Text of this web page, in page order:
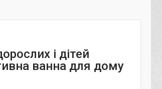
і дітей
ванна для дому